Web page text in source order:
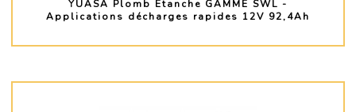
YUASA Plomb Etanche GAMME SWL -
Applications décharges rapides 12V 92,4Ah